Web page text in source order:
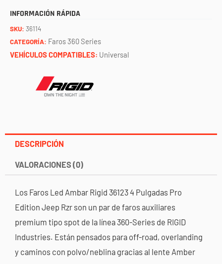
INFORMACIÓN RÁPIDA
SKU: 36114
CATEGORÍA: Faros 360 Series
VEHÍCULOS COMPATIBLES: Universal
DESCRIPCIÓN
VALORACIONES (0)
Los Faros Led Ambar Rigid 36123 4 Pulgadas Pro
Edition Jeep Rzr son un par de faros auxiliares
premium tipo spot de la línea 360-Series de RIGID
Industries. Están pensados para off-road, overlanding
y caminos con polvo/neblina gracias al lente Amber